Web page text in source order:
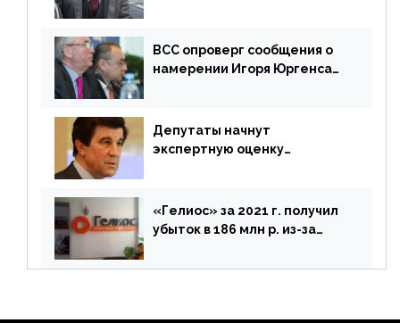
ВСС опроверг сообщения о
намерении Игоря Юргенса
Депутаты начнут
экспертную оценку
«Гелиос» за 2021 г. получил
убыток в 186 млн р. из-за
реализации недвижимости